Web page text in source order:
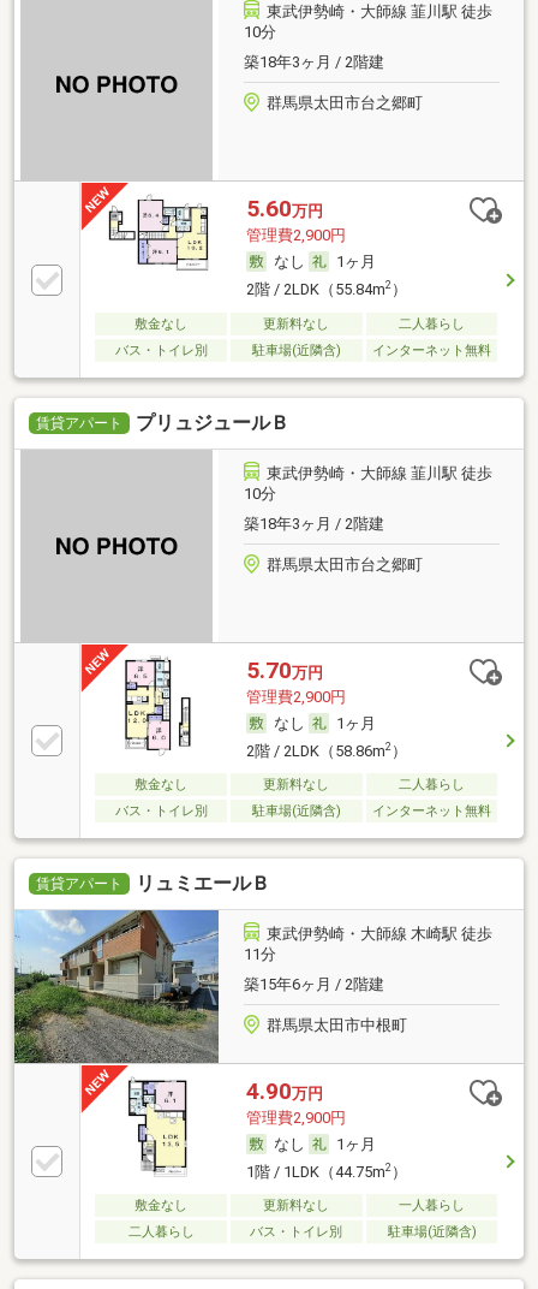
東武伊勢崎・大師線 韮川駅 徒歩
10分
築18年3ヶ月 / 2階建
群馬県太田市台之郷町
5.60万円
管理費2,900円
なし
1ヶ月
2階 / 2LDK（55.84m2）
敷金なし 更新料なし
二人暮らし
バス・トイレ別
駐車場(近隣含) インターネット無料
賃貸アパート プリュジュールＢ
東武伊勢崎・大師線 韮川駅 徒歩
10分
築18年3ヶ月 / 2階建
群馬県太田市台之郷町
5.70万円
管理費2,900円
なし
1ヶ月
2階 / 2LDK（58.86m2）
敷金なし 更新料なし
二人暮らし
バス・トイレ別
駐車場(近隣含) インターネット無料
賃貸アパート リュミエールＢ
東武伊勢崎・大師線 木崎駅 徒歩
11分
築15年6ヶ月 / 2階建
群馬県太田市中根町
4.90万円
管理費2,900円
なし
1ヶ月
1階 / 1LDK（44.75m2）
敷金なし 更新料なし
一人暮らし
二人暮らし
バス・トイレ別 駐車場(近隣含)